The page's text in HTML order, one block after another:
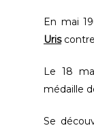
En mai
Uriscontre
Le 18
médaille
Se